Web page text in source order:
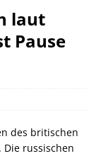
laut
Pause
des britischen
russischen